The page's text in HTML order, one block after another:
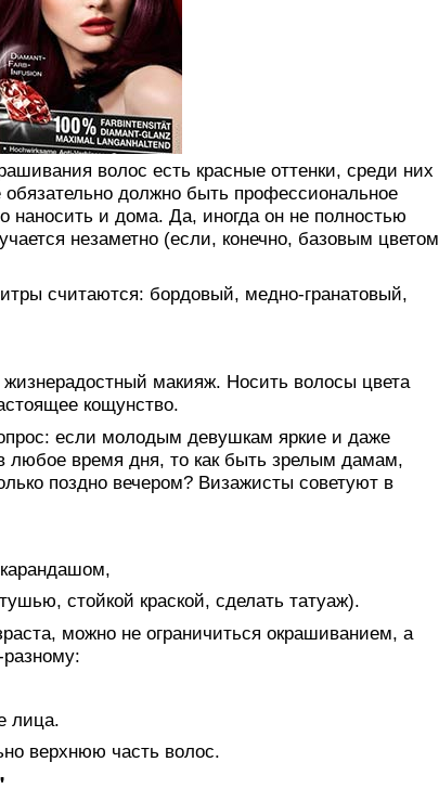
волос есть красные оттенки, среди них
должно быть профессиональное
и дома. Да, иногда он не полностью
незаметно (если, конечно, базовым цветом
считаются: бордовый, медно-гранатовый,
жизнерадостный макияж. Носить волосы цвета
кощунство.
если молодым девушкам яркие и даже
любое время дня, то как быть зрелым дамам,
поздно вечером? Визажисты советуют в
стойкой краской, сделать татуаж).
можно не ограничиться окрашиванием, а
лица.
верхнюю часть волос.